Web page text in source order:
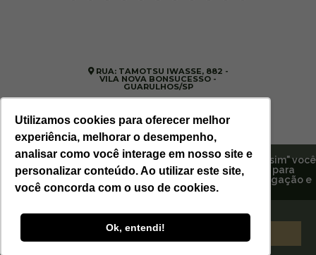
Utilizamos cookies para oferecer melhor
experiência, melhorar o desempenho,
analisar como você interage em nosso site e
personalizar conteúdo. Ao utilizar este site,
você concorda com o uso de cookies.
Ok, entendi!
RUA: TAMOTSU IWASSE, 882 -
VILA NOVA BONSUCESSO -
GUARULHOS/SP
SITE@ESTORILCOSMETICOS.COM.BR
2026 ESTORIL COSMÉTICOS - TODOS
BY W5
Ao continuar navegando em nosso site ou clicando em "sim" você
concorda em armazenar cookies no seu dispositivo para
promover marketing personalizado, melhorar sua navegação e
experiência em nosso site.
Aceitar